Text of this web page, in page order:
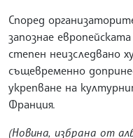
Според
запознае
степен неизследвано
същевременно
укрепване на
Франция.
(Новина, избрана от